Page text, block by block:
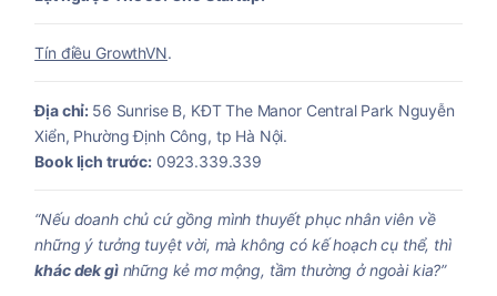
Tín điều GrowthVN.
Địa chỉ: 56 Sunrise B, KĐT The Manor Central Park Nguyễn
Xiển, Phường Định Công, tp Hà Nội.
Book lịch trước:0923.339.339
“Nếu doanh chủ cứ gồng mình thuyết phục nhân viên về
những ý tưởng tuyệt vời, mà không có kế hoạch cụ thể, thì
khác dek gìnhững kẻ mơ mộng, tầm thường ở ngoài kia?”